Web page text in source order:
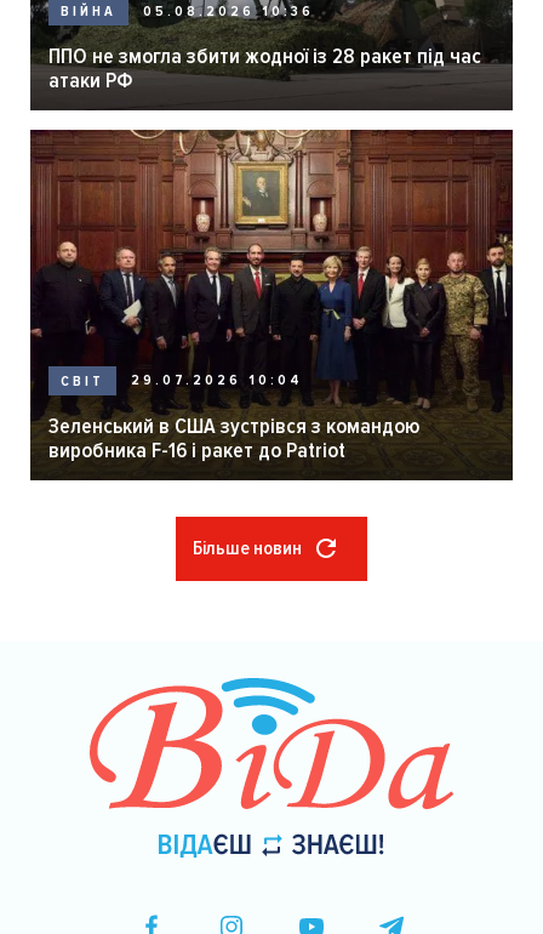
ВІЙНА 05.08.2026 10:36
ППО не змогла збити жодної із 28 ракет під час
атаки РФ
СВІТ 29.07.2026 10:04
Зеленський в США зустрівся з командою
виробника F-16 і ракет до Patriot
Більше новин